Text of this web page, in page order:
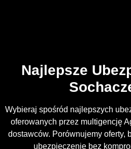
Najlepsze
Wybieraj spośród najlepszych
oferowanych przez multigencję
dostawców. Porównujemy oferty,
ubezpieczenie bez